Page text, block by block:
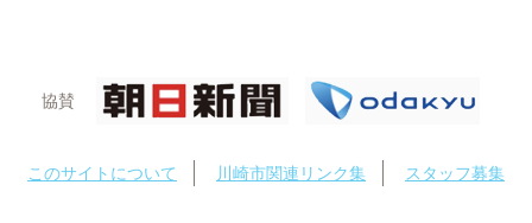
協賛
このサイトについて 川崎市関連リンク集 スタッフ募集